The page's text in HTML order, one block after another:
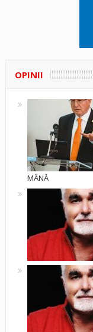
OPINII
MÂNĂ